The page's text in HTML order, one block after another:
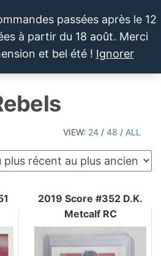
passées après le 12
à partir du 18 août. Merci
et bel été ! Ignorer
VIEW: 24 / 48 / ALL
2019 Score #352 D.K.
Metcalf RC